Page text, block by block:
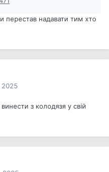
перестав надавати тим хто
2025
з колодязя у свій